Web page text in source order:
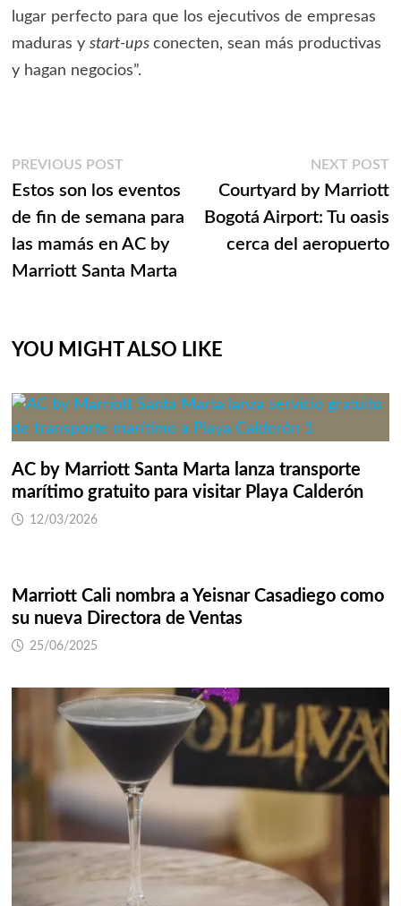
lugar perfecto para que los ejecutivos de empresas
maduras y start-ups conecten, sean más productivas
y hagan negocios”.
Navegación
de
entradas
PREVIOUS POSTPrevious
post:
Estos son los eventos
de fin de semana para
las mamás en AC by
Marriott Santa Marta
NEXT POST
Courtyard by Marriott
Bogotá Airport: Tu oasis
cerca del aeropuerto
YOU MIGHT ALSO LIKE
AC by Marriott Santa Marta lanza transporte
marítimo gratuito para visitar Playa Calderón
12/03/2026
Marriott Cali nombra a Yeisnar Casadiego como
su nueva Directora de Ventas
25/06/2025